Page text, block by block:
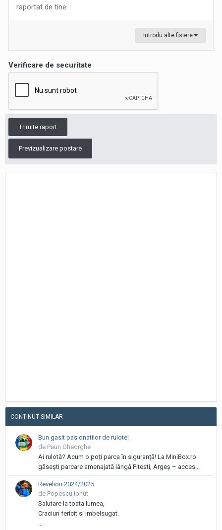
raportat de tine.
Introdu alte fisiere
Verificare de securitate
Trimite raport
Previzualizare postare
CONŢINUT SIMILAR
Bun gasit pasionatilor de rulote!
de Paun Gheorghe
Ai rulotă? Acum o poți parca în siguranță! La MiniBox.ro
găsești parcare amenajată lângă Pitești, Argeș – acces...
Revelion 2024/2025
de Popescu Ionut
Salutare la toata lumea,
Craciun fericit si imbelsugat.